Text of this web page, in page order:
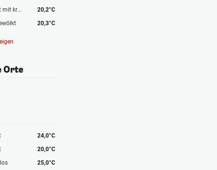
Bedeckt mit kräftigen Gewittern
20,2°C
20,3°C
Orte
24,0°C
20,0°C
25,0°C